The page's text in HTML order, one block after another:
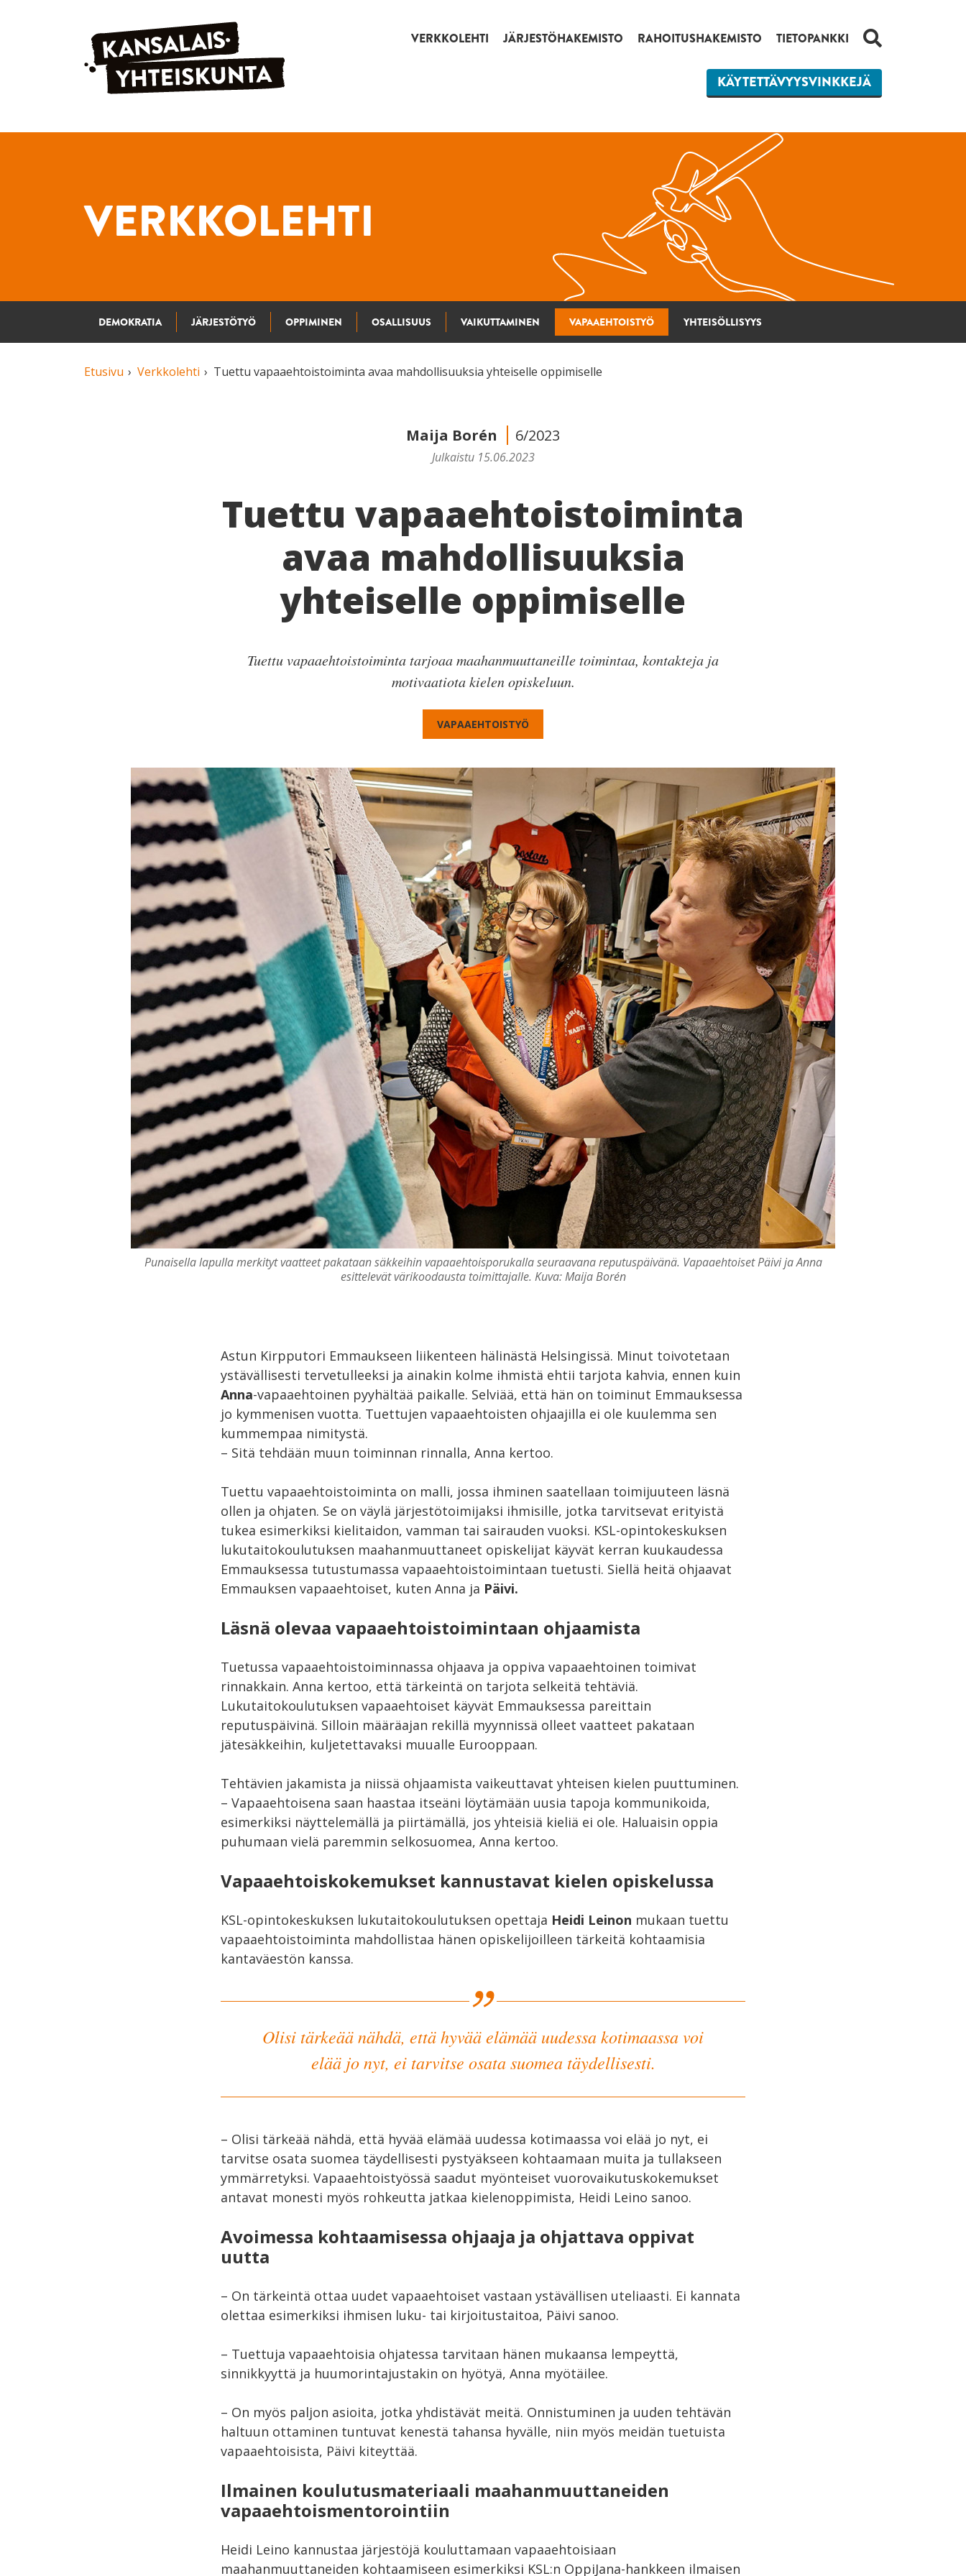
Siirry sisältöön VERKKOLEHTI JÄRJESTÖHAKEMISTO RAHOITUSHAKEMISTO TIETOPANKKI HAKU
KÄYTETTÄVYYSVINKKEJÄ
VERKKOLEHTI
DEMOKRATIA JÄRJESTÖTYÖ OPPIMINEN OSALLISUUS VAIKUTTAMINEN VAPAAEHTOISTYÖ YHTEISÖLLISYYS
Etusivu Verkkolehti Tuettu vapaaehtois­toiminta avaa mahdollisuuksia yhteiselle oppimiselle
Maija Borén 6/2023
Julkaistu 15.06.2023
Tuettu vapaaehtois­toiminta
avaa mahdollisuuksia
yhteiselle oppimiselle
Tuettu vapaaehtoistoiminta tarjoaa maahanmuuttaneille toimintaa, kontakteja ja
motivaatiota kielen opiskeluun.
VAPAAEHTOISTYÖ
Punaisella lapulla merkityt vaatteet pakataan säkkeihin vapaaehtoisporukalla seuraavana reputuspäivänä. Vapaaehtoiset Päivi ja Anna
esittelevät värikoodausta toimittajalle. Kuva: Maija Borén
Astun Kirpputori Emmaukseen liikenteen hälinästä Helsingissä. Minut toivotetaan
ystävällisesti tervetulleeksi ja ainakin kolme ihmistä ehtii tarjota kahvia, ennen kuin
Anna-vapaaehtoinen pyyhältää paikalle. Selviää, että hän on toiminut Emmauksessa
jo kymmenisen vuotta. Tuettujen vapaaehtoisten ohjaajilla ei ole kuulemma sen
kummempaa nimitystä.
– Sitä tehdään muun toiminnan rinnalla, Anna kertoo.
Tuettu vapaaehtoistoiminta on malli, jossa ihminen saatellaan toimijuuteen läsnä
ollen ja ohjaten. Se on väylä järjestötoimijaksi ihmisille, jotka tarvitsevat erityistä
tukea esimerkiksi kielitaidon, vamman tai sairauden vuoksi. KSL-opintokeskuksen
lukutaitokoulutuksen maahanmuuttaneet opiskelijat käyvät kerran kuukaudessa
Emmauksessa tutustumassa vapaaehtoistoimintaan tuetusti. Siellä heitä ohjaavat
Emmauksen vapaaehtoiset, kuten Anna ja Päivi.
Läsnä olevaa vapaaehtoistoimintaan ohjaamista
Tuetussa vapaaehtoistoiminnassa ohjaava ja oppiva vapaaehtoinen toimivat
rinnakkain. Anna kertoo, että tärkeintä on tarjota selkeitä tehtäviä.
Lukutaitokoulutuksen vapaaehtoiset käyvät Emmauksessa pareittain
reputuspäivinä. Silloin määräajan rekillä myynnissä olleet vaatteet pakataan
jätesäkkeihin, kuljetettavaksi muualle Eurooppaan.
Tehtävien jakamista ja niissä ohjaamista vaikeuttavat yhteisen kielen puuttuminen.
– Vapaaehtoisena saan haastaa itseäni löytämään uusia tapoja kommunikoida,
esimerkiksi näyttelemällä ja piirtämällä, jos yhteisiä kieliä ei ole. Haluaisin oppia
puhumaan vielä paremmin selkosuomea, Anna kertoo.
Vapaaehtoiskokemukset kannustavat kielen opiskelussa
KSL-opintokeskuksen lukutaitokoulutuksen opettaja Heidi Leinon mukaan tuettu
vapaaehtoistoiminta mahdollistaa hänen opiskelijoilleen tärkeitä kohtaamisia
kantaväestön kanssa.
Olisi tärkeää nähdä, että hyvää elämää uudessa kotimaassa voi
elää jo nyt, ei tarvitse osata suomea täydellisesti.
– Olisi tärkeää nähdä, että hyvää elämää uudessa kotimaassa voi elää jo nyt, ei
tarvitse osata suomea täydellisesti pystyäkseen kohtaamaan muita ja tullakseen
ymmärretyksi. Vapaaehtoistyössä saadut myönteiset vuorovaikutuskokemukset
antavat monesti myös rohkeutta jatkaa kielenoppimista, Heidi Leino sanoo.
Avoimessa kohtaamisessa ohjaaja ja ohjattava oppivat
uutta
– On tärkeintä ottaa uudet vapaaehtoiset vastaan ystävällisen uteliaasti. Ei kannata
olettaa esimerkiksi ihmisen luku- tai kirjoitustaitoa, Päivi sanoo.
– Tuettuja vapaaehtoisia ohjatessa tarvitaan hänen mukaansa lempeyttä,
sinnikkyyttä ja huumorintajustakin on hyötyä, Anna myötäilee.
– On myös paljon asioita, jotka yhdistävät meitä. Onnistuminen ja uuden tehtävän
haltuun ottaminen tuntuvat kenestä tahansa hyvälle, niin myös meidän tuetuista
vapaaehtoisista, Päivi kiteyttää.
Ilmainen koulutusmateriaali maahanmuuttaneiden
vapaaehtoismentorointiin
Heidi Leino kannustaa järjestöjä kouluttamaan vapaaehtoisiaan
maahanmuuttaneiden kohtaamiseen esimerkiksi KSL:n OppiJana-hankkeen ilmaisen